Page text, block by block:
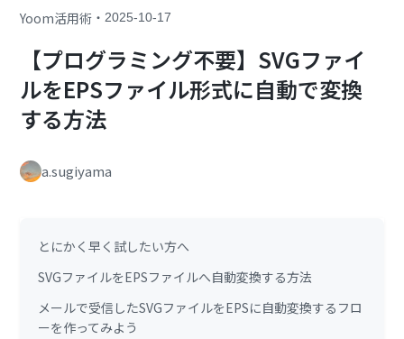
Yoom活用術 ・2025-10-17
【プログラミング不要】SVGファイ
ルをEPSファイル形式に自動で変換
する方法
a.sugiyama
とにかく早く試したい方へ
SVGファイルをEPSファイルへ自動変換する方法
メールで受信したSVGファイルをEPSに自動変換するフロ
ーを作ってみよう